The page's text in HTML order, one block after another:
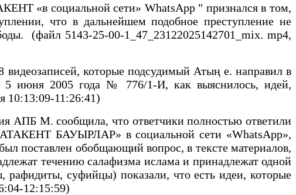
«в социальной сети» WhatsApp " признался в том,
что в дальнейшем подобное преступление не
(файл 5143-25-00-1_47_23122025142701_mix. mp4,
которые подсудимый Атың е. направил в
июня 2005 года № 776/1-И, как выяснилось, идей,
10:13:09-11:26:41)
АПБ М. сообщила, что ответчики полностью ответили
БАУЫРЛАР» в социальной сети «WhatsApp»,
поставлен обобщающий вопрос, в тексте материалов,
течению салафизма ислама и принадлежат одной
суфийцы) показали, что есть идеи, которые
12:15:59)